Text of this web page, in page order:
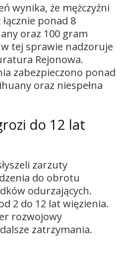
wynika, że mężczyźni
ponad 8
oraz 100 gram
tej sprawie nadzoruje
Rejonowa.
zabezpieczono ponad
oraz niespełna
do 12 lat
zarzuty
do obrotu
odurzających.
2 do 12 lat więzienia.
rozwojowy
zatrzymania.